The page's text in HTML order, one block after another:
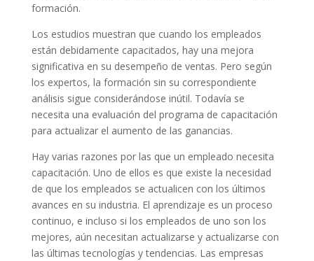
formación.
Los estudios muestran que cuando los empleados
están debidamente capacitados, hay una mejora
significativa en su desempeño de ventas. Pero según
los expertos, la formación sin su correspondiente
análisis sigue considerándose inútil. Todavía se
necesita una evaluación del programa de capacitación
para actualizar el aumento de las ganancias.
Hay varias razones por las que un empleado necesita
capacitación. Uno de ellos es que existe la necesidad
de que los empleados se actualicen con los últimos
avances en su industria. El aprendizaje es un proceso
continuo, e incluso si los empleados de uno son los
mejores, aún necesitan actualizarse y actualizarse con
las últimas tecnologías y tendencias. Las empresas